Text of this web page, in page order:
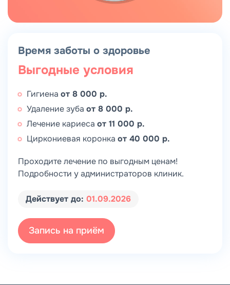
Время заботы о здоровье
Выгодные условия
Гигиена от 8 000 р.
Удаление зуба от 8 000 р.
Лечение кариеса от 11 000 р.
Циркониевая коронка от 40 000 р.
Проходите лечение по выгодным ценам!
Подробности у администраторов клиник.
Действует до: 01.09.2026
Запись на приём